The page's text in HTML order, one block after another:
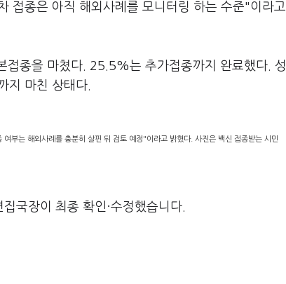
접종은 아직 해외사례를 모니터링 하는 수준"이라고
종을 마쳤다. 25.5%는 추가접종까지 완료했다. 성
지 마친 상태다.
부는 해외사례를 충분히 살핀 뒤 검토 예정"이라고 밝혔다. 사진은 백신 접종받는 시민
국장이 최종 확인·수정했습니다.